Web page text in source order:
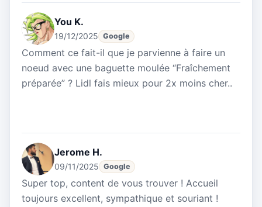
You K.
19/12/2025 Google
Comment ce fait-il que je parvienne à faire un
noeud avec une baguette moulée “Fraîchement
préparée” ? Lidl fais mieux pour 2x moins cher..
Jerome H.
09/11/2025 Google
Super top, content de vous trouver ! Accueil
toujours excellent, sympathique et souriant !